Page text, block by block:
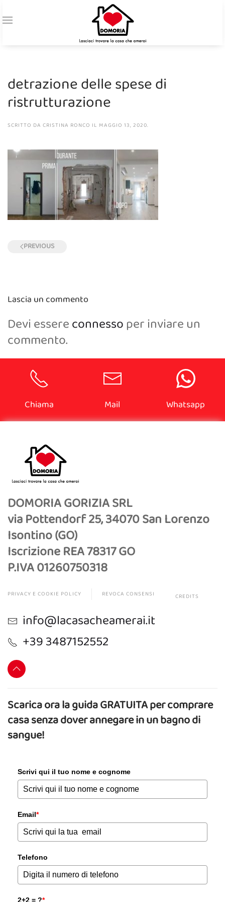
detrazione delle spese di
ristrutturazione
SCRITTO DA CRISTINA RONCO IL MAGGIO 13, 2020.
PREVIOUS
Lascia un commento
Devi essereconnessoper inviare un
commento.
Chiama Mail Whatsapp
DOMORIA GORIZIA SRL
via Pottendorf 25, 34070 San Lorenzo
Isontino (GO)
Iscrizione REA 78317 GO
P.IVA 01260750318
PRIVACY E COOKIE POLICY REVOCA CONSENSI CREDITS
info@lacasacheamerai.it
+39 3487152552
Scarica ora la guida GRATUITA per comprare
casa senza dover annegare in un bagno di
sangue!
Scrivi qui il tuo nome e cognome
Email*
Telefono
2+2 = ?*